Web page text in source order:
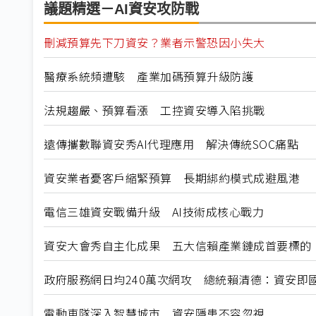
議題精選－AI資安攻防戰
刪減預算先下刀資安？業者示警恐因小失大
醫療系統頻遭駭 產業加碼預算升級防護
法規趨嚴、預算看漲 工控資安導入陷挑戰
遠傳攜數聯資安秀AI代理應用 解決傳統SOC痛點
資安業者憂客戶縮緊預算 長期綁約模式成避風港
電信三雄資安戰備升級 AI技術成核心戰力
資安大會秀自主化成果 五大信賴產業鏈成首要標的
政府服務網日均240萬次網攻 總統賴清德：資安即